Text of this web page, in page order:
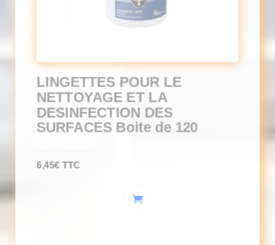
LINGETTES POUR LE
NETTOYAGE ET LA
DESINFECTION DES
SURFACES Boite de 120
6,45€ TTC